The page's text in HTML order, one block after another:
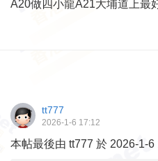
A20做四小龍A21大埔道上最
tt777
2026-1-6 17:12
本帖最後由 tt777 於 2026-1-6